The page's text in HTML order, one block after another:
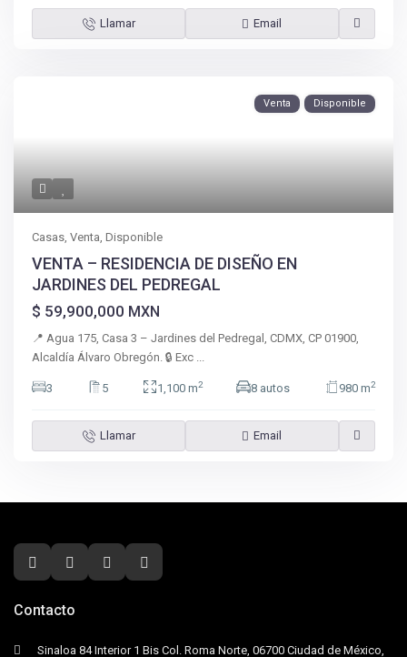
Llamar Email
Venta Disponible
Casas,Venta,Disponible
VENTA – RESIDENCIA DE DISEÑO EN
JARDINES DEL PEDREGAL
$ 59,900,000 MXN
📍 Agua 175, Casa 3 – Jardines del Pedregal, CDMX, CP 01900,
Alcaldía Álvaro Obregón. 🔒 Exc ...
3 5 1,100 m2 8 autos 980 m2
Llamar Email
Contacto
Sinaloa 84 Interior 1 Bis Col. Roma Norte, 06700 Ciudad de México,